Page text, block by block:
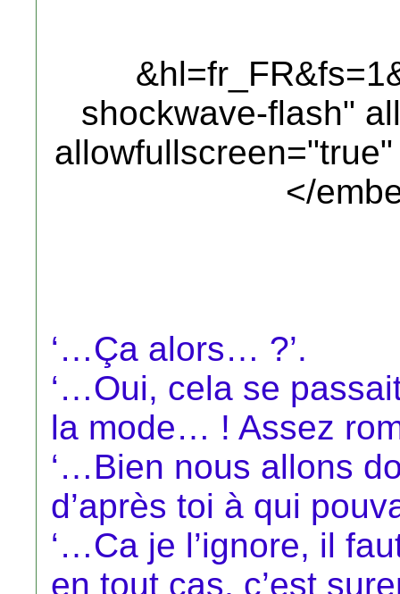
shockwave-flash"
</
‘…Ça alors… ?’.
‘…Oui, cela se
la mode… ! Assez
‘…Bien nous allons
d’après toi à qui
‘…Ca je l’ignore, il
en tout cas, c’est